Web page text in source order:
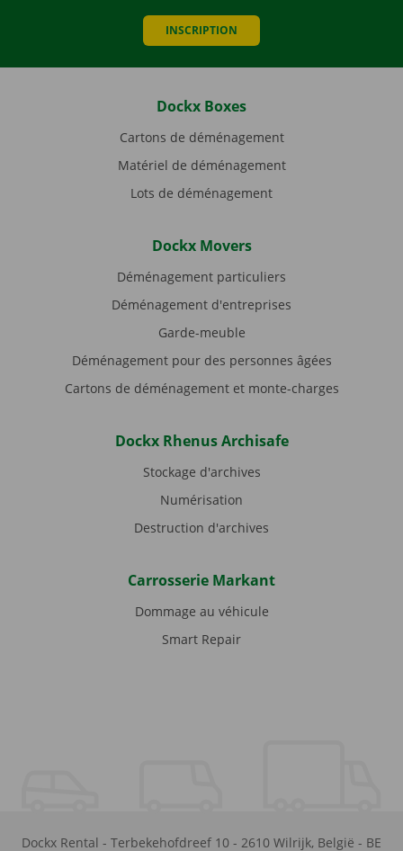
INSCRIPTION
Dockx Boxes
Cartons de déménagement
Matériel de déménagement
Lots de déménagement
Dockx Movers
Déménagement particuliers
Déménagement d'entreprises
Garde-meuble
Déménagement pour des personnes âgées
Cartons de déménagement et monte-charges
Dockx Rhenus Archisafe
Stockage d'archives
Numérisation
Destruction d'archives
Carrosserie Markant
Dommage au véhicule
Smart Repair
Dockx Rental - Terbekehofdreef 10 - 2610 Wilrijk, België - BE